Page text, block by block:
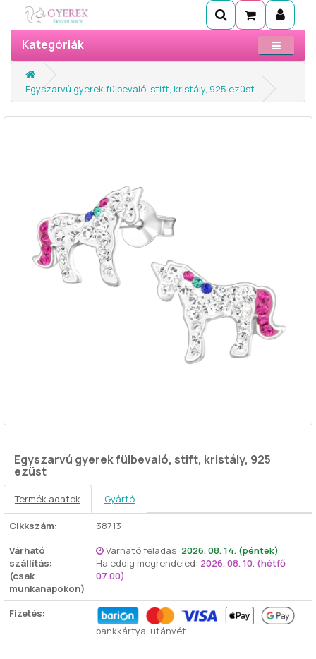
Kategóriák
Egyszarvú gyerek fülbevaló, stift, kristály, 925 ezüst
Egyszarvú gyerek fülbevaló, stift, kristály, 925
ezüst
Termék adatok Gyártó
Cikkszám:
38713
Várható
szállítás:
(csak
munkanapokon)
Várható feladás: 2026. 08. 14. (péntek)
Ha eddig megrendeled: 2026. 08. 10. (hétfő
07.00)
Fizetés:
bankkártya, utánvét